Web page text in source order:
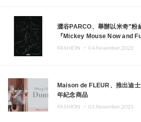
澀谷PARCO、舉辦以米奇”粉
『Mickey Mouse Now and
FASHION ・04.November.2021
Maison de FLEUR、推出迪
年紀念商品
FASHION ・01.November.2021